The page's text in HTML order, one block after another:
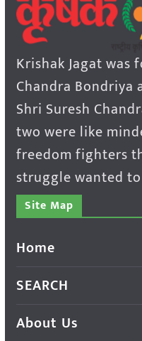
Krishak Jagat was
Chandra
Shri Suresh
two were like
freedom fighters
struggle wanted
Site Map
Home
SEARCH
About Us